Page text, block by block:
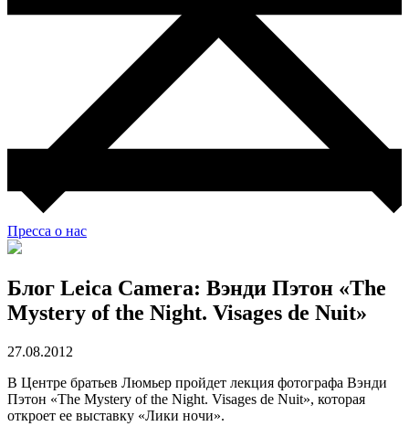
Пресса о нас
Блог Leica Camera: Вэнди Пэтон «The
Mystery of the Night. Visages de Nuit»
27.08.2012
В Центре братьев Люмьер пройдет лекция фотографа Вэнди
Пэтон «The Mystery of the Night. Visages de Nuit», которая
откроет ее выставку «Лики ночи».